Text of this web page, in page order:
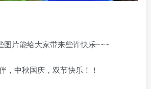
图片能给大家带来些许快乐~~~
，中秋国庆，双节快乐！！